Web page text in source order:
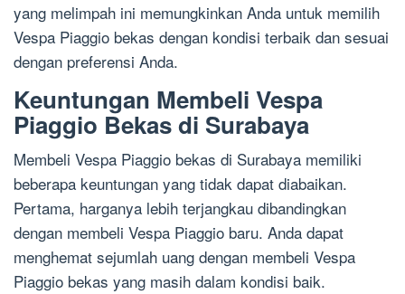
yang melimpah ini memungkinkan Anda untuk memilih
Vespa Piaggio bekas dengan kondisi terbaik dan sesuai
dengan preferensi Anda.
Keuntungan Membeli Vespa
Piaggio Bekas di Surabaya
Membeli Vespa Piaggio bekas di Surabaya memiliki
beberapa keuntungan yang tidak dapat diabaikan.
Pertama, harganya lebih terjangkau dibandingkan
dengan membeli Vespa Piaggio baru. Anda dapat
menghemat sejumlah uang dengan membeli Vespa
Piaggio bekas yang masih dalam kondisi baik.